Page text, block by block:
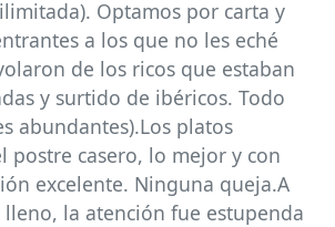
Optamos por carta y
a los que no les eché
de los ricos que estaban
y surtido de ibéricos. Todo
abundantes).Los platos
postre casero, lo mejor y con
excelente. Ninguna queja.A
lleno, la atención fue estupenda